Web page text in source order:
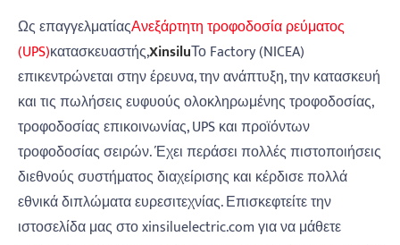
Ως επαγγελματίαςΑνεξάρτητη τροφοδοσία ρεύματος
(UPS)κατασκευαστής,XinsiluΤο Factory (NICEA)
επικεντρώνεται στην έρευνα, την ανάπτυξη, την κατασκευή
και τις πωλήσεις ευφυούς ολοκληρωμένης τροφοδοσίας,
τροφοδοσίας επικοινωνίας, UPS και προϊόντων
τροφοδοσίας σειρών. Έχει περάσει πολλές πιστοποιήσεις
διεθνούς συστήματος διαχείρισης και κέρδισε πολλά
εθνικά διπλώματα ευρεσιτεχνίας. Επισκεφτείτε την
ιστοσελίδα μας στο xinsiluelectric.com για να μάθετε